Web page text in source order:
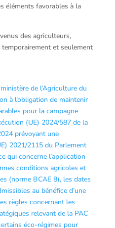
éléments favorables à la
des agriculteurs,
temporairement et seulement
de l’Agriculture du
à l’obligation de maintenir
pour la campagne
(UE) 2024/587 de la
prévoyant une
2021/2115 du Parlement
qui concerne l’application
conditions agricoles et
(norme BCAE 8), les dates
au bénéfice d’une
règles concernant les
relevant de la PAC
éco-régimes pour